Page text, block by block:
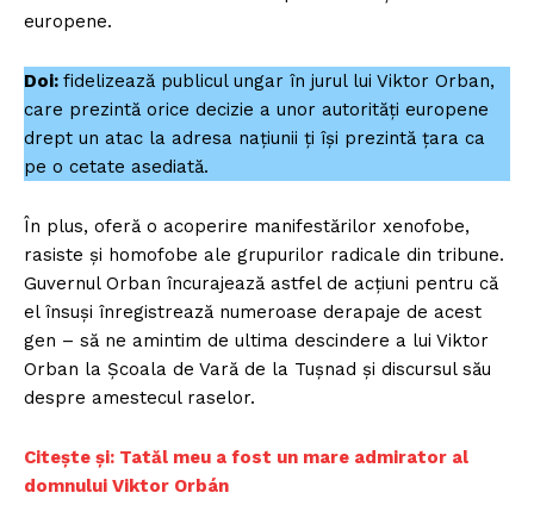
europene.
Doi: fidelizează publicul ungar în jurul lui Viktor Orban,
care prezintă orice decizie a unor autorități europene
drept un atac la adresa națiunii ți își prezintă țara ca
pe o cetate asediată.
În plus, oferă o acoperire manifestărilor xenofobe,
rasiste și homofobe ale grupurilor radicale din tribune.
Guvernul Orban încurajează astfel de acțiuni pentru că
el însuși înregistrează numeroase derapaje de acest
gen – să ne amintim de ultima descindere a lui Viktor
Orban la Școala de Vară de la Tușnad și discursul său
despre amestecul raselor.
Citește și: Tatăl meu a fost un mare admirator al
domnului Viktor Orbán